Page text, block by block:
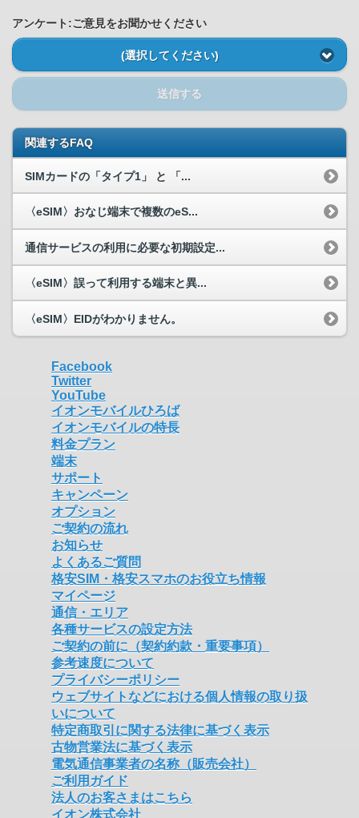
アンケート:ご意見をお聞かせください
(選択してください)
送信する
関連するFAQ
SIMカードの「タイプ1」 と 「...
〈eSIM〉おなじ端末で複数のeS...
通信サービスの利用に必要な初期設定...
〈eSIM〉誤って利用する端末と異...
〈eSIM〉EIDがわかりません。
Facebook
Twitter
YouTube
イオンモバイルひろば
イオンモバイルの特長
料金プラン
端末
サポート
キャンペーン
オプション
ご契約の流れ
お知らせ
よくあるご質問
格安SIM・格安スマホのお役立ち情報
マイページ
通信・エリア
各種サービスの設定方法
ご契約の前に（契約約款・重要事項）
参考速度について
プライバシーポリシー
ウェブサイトなどにおける個人情報の取り扱
いについて
特定商取引に関する法律に基づく表示
古物営業法に基づく表示
電気通信事業者の名称（販売会社）
ご利用ガイド
法人のお客さまはこちら
イオン株式会社